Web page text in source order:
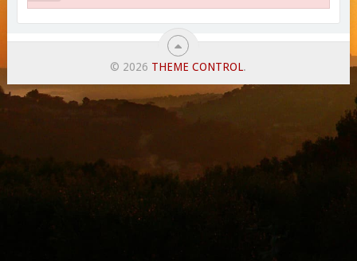
© 2026 THEME CONTROL.